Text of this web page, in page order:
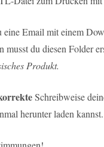
eine Email mit einem
musst du diesen Folder
Produkt.
Schreibweise
herunter laden kannst.